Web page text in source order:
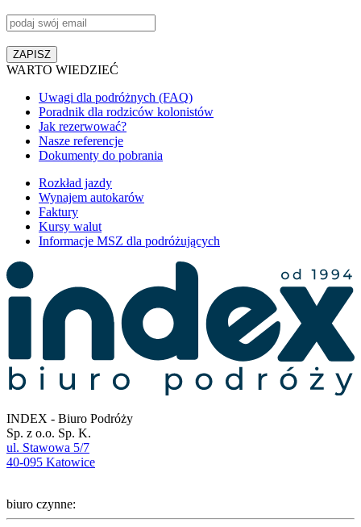
WARTO WIEDZIEĆ
Uwagi dla podróżnych (FAQ)
Poradnik dla rodziców kolonistów
Jak rezerwować?
Nasze referencje
Dokumenty do pobrania
Rozkład jazdy
Wynajem autokarów
Faktury
Kursy walut
Informacje MSZ dla podróżujących
INDEX - Biuro Podróży
Sp. z o.o. Sp. K.
ul. Stawowa 5/7
40-095 Katowice
biuro czynne: